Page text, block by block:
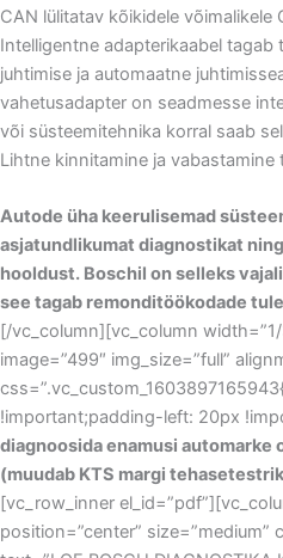
CAN lülitatav kõikidele võimalikele
Intelligentne adapterikaabel tagab
juhtimise ja automaatne
vahetusadapter on seadmesse
või süsteemitehnika korral saab
Lihtne kinnitamine ja vabastamine
Autode üha keerulisemad
asjatundlikumat diagnostikat
hooldust. Boschil on selleks
see tagab remonditöökodade
[/vc_column][vc_column
image=”499″ img_size=”full”
!important;padding-left: 20px
diagnoosida enamusi
(muudab KTS margi
[vc_row_inner
position=”center” size=”medium”